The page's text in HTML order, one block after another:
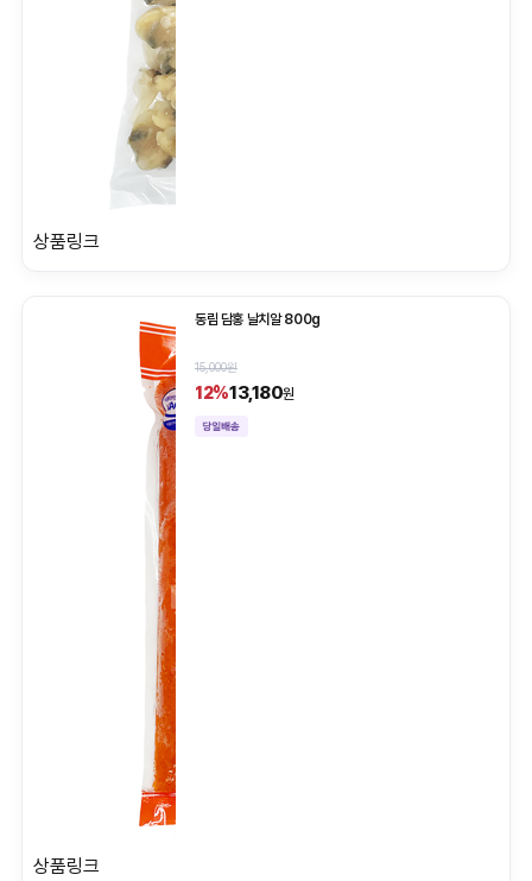
상품링크
동림 담홍 날치알 800g
15,000원
12%13,180원
상품링크